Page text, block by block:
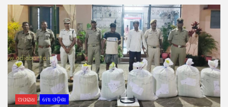
ଅପରାଧ ମୋ ଓଡ଼ିଶା